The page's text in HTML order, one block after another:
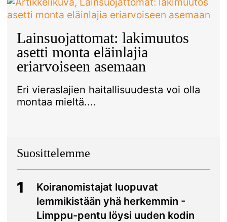
Lainsuojattomat: lakimuutos
asetti monta eläinlajia
eriarvoiseen asemaan
Eri vieraslajien haitallisuudesta voi olla
montaa mieltä....
Suosittelemme
1
Koiranomistajat luopuvat
lemmikistään yhä herkemmin -
Limppu-pentu löysi uuden kodin